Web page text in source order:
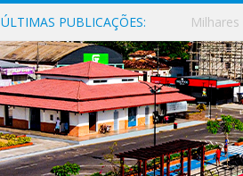
ÚLTIMAS PUBLICAÇÕES: